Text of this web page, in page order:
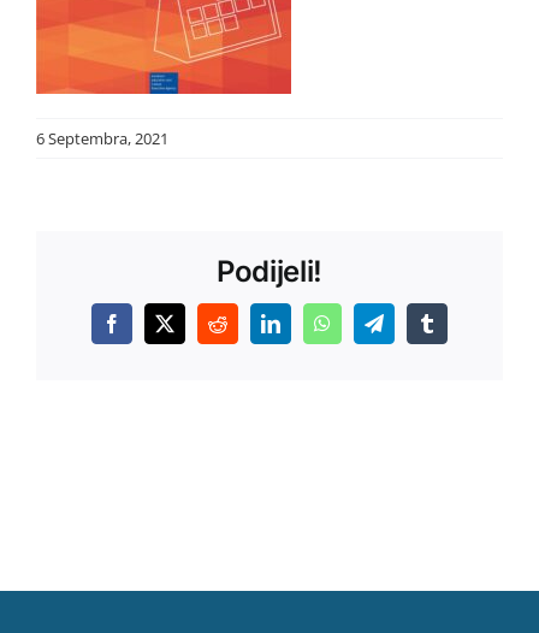
6 Septembra, 2021
Podijeli!
Facebook
X RedditLinkedInWhatsAppTelegramTumblr